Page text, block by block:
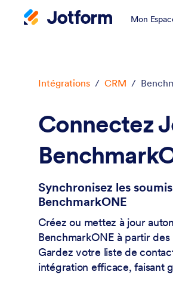
Mon
Intégrations / CRM /
Connectez
Synchronisez les
BenchmarkONE
Créez ou mettez à jour
BenchmarkONE à partir
Gardez votre liste de
intégration efficace, faisant